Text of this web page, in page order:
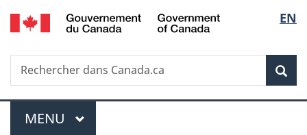
Passer
au
principal
Passer
à
Au
du
Passer
à
version
simplifiée
de
la
EN
Recherche
Rechercher
dans
Menu
MENU PRINCIPAL